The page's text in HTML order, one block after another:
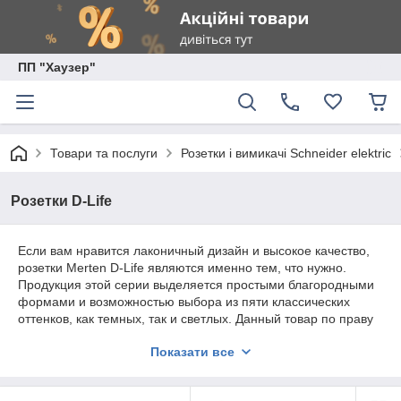
ПП "Хаузер"
Товари та послуги Розетки і вимикачі Schneider elektric
Розетки D-Life
Если вам нравится лаконичный дизайн и высокое качество,
розетки Merten D-Life являются именно тем, что нужно.
Продукция этой серии выделяется простыми благородными
формами и возможностью выбора из пяти классических
оттенков, как темных, так и светлых. Данный товар по праву
Розетки Merten отлично подойдут, как для дома, так и для
разделе — оригинальные. Это значит, что вам не придется
Показати все